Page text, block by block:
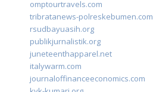
omptourtravels.com
tribratanews-polreskebumen.com
rsudbayuasih.org
publikjurnalistik.org
juneteenthapparel.net
italywarm.com
journaloffinanceeconomics.com